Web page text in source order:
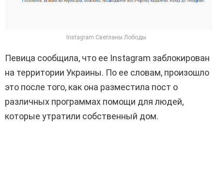
Instagram Светланы Лободы
Певица сообщила, что ее Instagram заблокирован
на территории Украины. По ее словам, произошло
это после того, как она разместила пост о
различных программах помощи для людей,
которые утратили собственный дом.